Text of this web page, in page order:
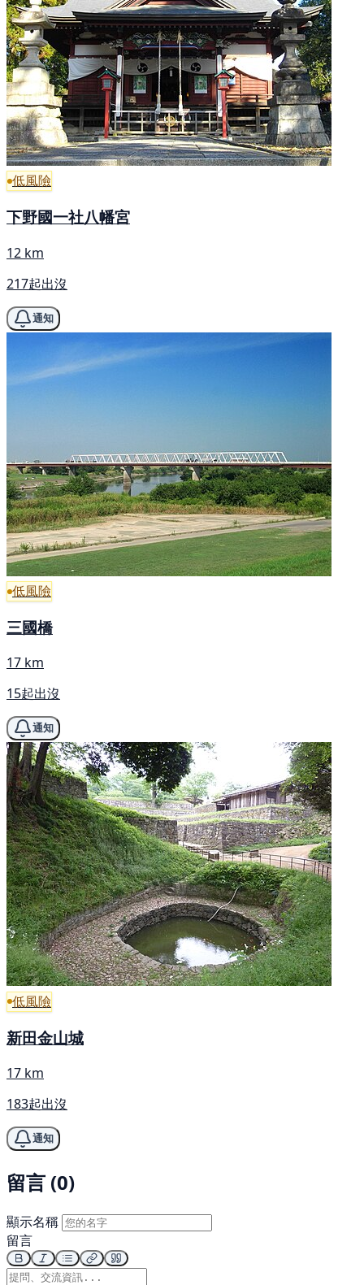
低風險
下野國一社八幡宮
12 km
217起出沒
通知
低風險
三國橋
17 km
15起出沒
通知
低風險
新田金山城
17 km
183起出沒
通知
留言 (0)
顯示名稱
留言